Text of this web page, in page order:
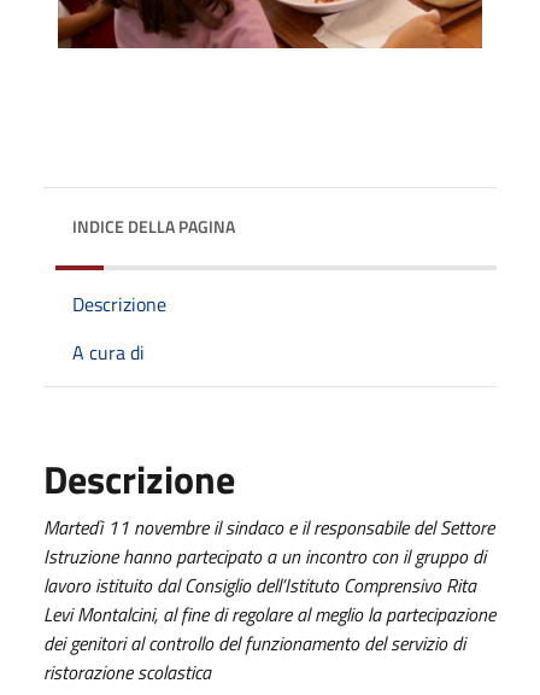
INDICE DELLA PAGINA
Descrizione
A cura di
Descrizione
Martedì 11 novembre il sindaco e il responsabile del Settore
Istruzione hanno partecipato a un incontro con il gruppo di
lavoro istituito dal Consiglio dell’Istituto Comprensivo Rita
Levi Montalcini, al fine di regolare al meglio la partecipazione
dei genitori al controllo del funzionamento del servizio di
ristorazione scolastica